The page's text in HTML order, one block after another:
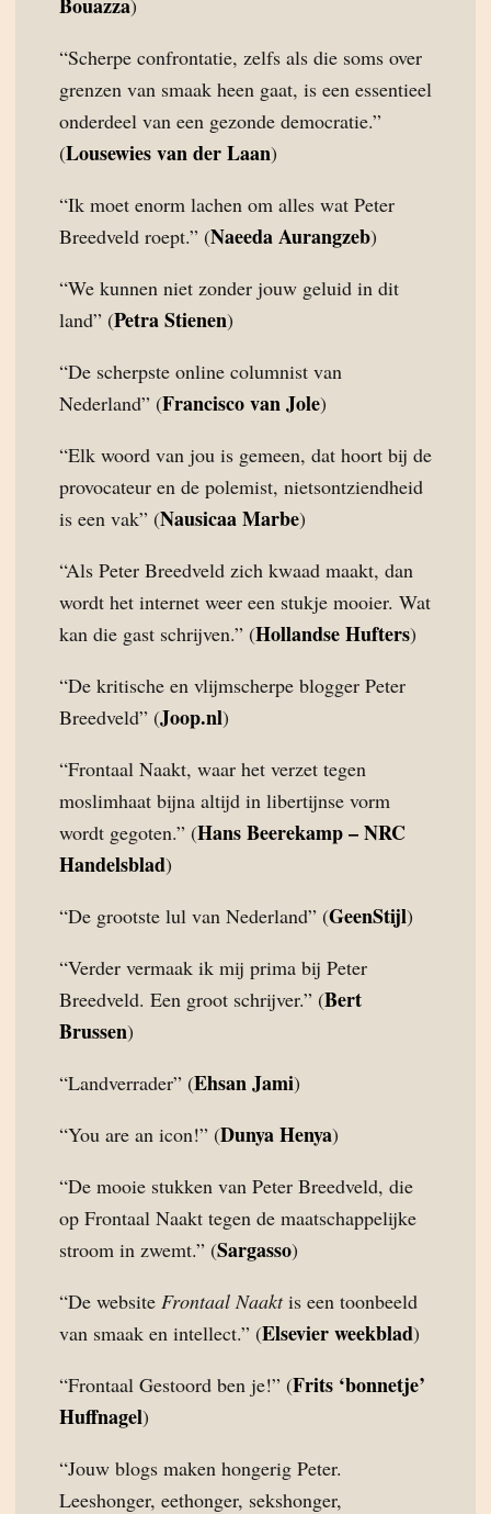
“Scherpe confrontatie, zelfs als die soms over
grenzen van smaak heen gaat, is een essentieel
onderdeel van een gezonde democratie.”
(Lousewies van der Laan)
“Ik moet enorm lachen om alles wat Peter
Breedveld roept.” (Naeeda Aurangzeb)
“We kunnen niet zonder jouw geluid in dit
land” (Petra Stienen)
“De scherpste online columnist van
Nederland” (Francisco van Jole)
“Elk woord van jou is gemeen, dat hoort bij de
provocateur en de polemist, nietsontziendheid
is een vak” (Nausicaa Marbe)
“Als Peter Breedveld zich kwaad maakt, dan
wordt het internet weer een stukje mooier. Wat
kan die gast schrijven.” (Hollandse Hufters)
“De kritische en vlijmscherpe blogger Peter
Breedveld” (Joop.nl)
“Frontaal Naakt, waar het verzet tegen
moslimhaat bijna altijd in libertijnse vorm
wordt gegoten.” (Hans Beerekamp – NRC
Handelsblad)
“De grootste lul van Nederland” (GeenStijl)
“Verder vermaak ik mij prima bij Peter
Breedveld. Een groot schrijver.” (Bert
Brussen)
“Landverrader” (Ehsan Jami)
“You are an icon!” (Dunya Henya)
“De mooie stukken van Peter Breedveld, die
op Frontaal Naakt tegen de maatschappelijke
stroom in zwemt.” (Sargasso)
“De website Frontaal Naaktis een toonbeeld
van smaak en intellect.” (Elsevier weekblad)
“Frontaal Gestoord ben je!” (Frits ‘bonnetje’
Huffnagel)
“Jouw blogs maken hongerig Peter.
Leeshonger, eethonger, sekshonger,